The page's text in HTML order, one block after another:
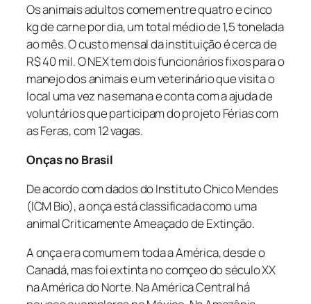
Os animais adultos comem entre quatro e cinco
kg de carne por dia, um total médio de 1,5 tonelada
ao mês. O custo mensal da instituição é cerca de
R$ 40 mil. O NEX tem dois funcionários fixos para o
manejo dos animais e um veterinário que visita o
local uma vez na semana e conta com a ajuda de
voluntários que participam do projeto Férias com
as Feras, com 12 vagas.
Onças no Brasil
De acordo com dados do Instituto Chico Mendes
(ICM Bio), a onça está classificada como uma
animal Criticamente Ameaçado de Extinção.
A onça era comum em toda a América, desde o
Canadá, mas foi extinta no comçeo do século XX
na América do Norte. Na América Central há